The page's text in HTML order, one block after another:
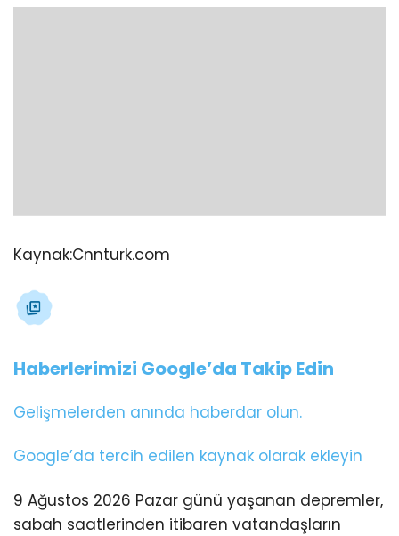
Kaynak:Cnnturk.com
Haberlerimizi Google’da Takip Edin
Gelişmelerden anında haberdar olun.
Google’da tercih edilen kaynak olarak ekleyin
9 Ağustos 2026 Pazar günü yaşanan depremler,
sabah saatlerinden itibaren vatandaşların